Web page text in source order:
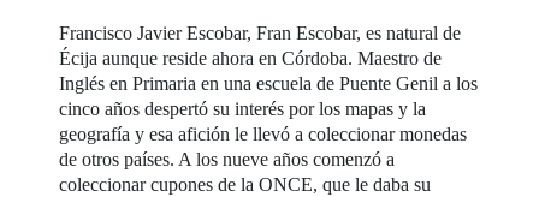
Francisco Javier Escobar, Fran Escobar, es natural de
Écija aunque reside ahora en Córdoba. Maestro de
Inglés en Primaria en una escuela de Puente Genil a los
cinco años despertó su interés por los mapas y la
geografía y esa afición le llevó a coleccionar monedas
de otros países. A los nueve años comenzó a
coleccionar cupones de la ONCE, que le daba su